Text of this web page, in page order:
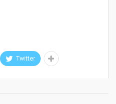
Twitter